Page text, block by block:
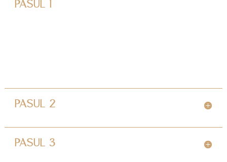
PASUL 1
PASUL 2
PASUL 3